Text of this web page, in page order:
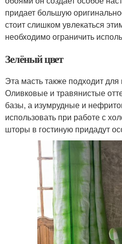
придает большую
стоит слишком увлекаться
необходимо ограничить
Зелёный цвет
Эта масть также подходит
Оливковые и травянистые
базы, а изумрудные и
использовать при работе с
шторы в гостиную придадут